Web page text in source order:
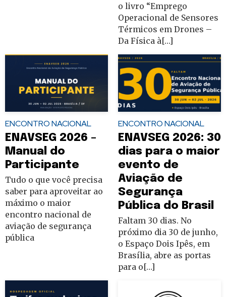
o livro “Emprego
Operacional de Sensores
Térmicos em Drones –
Da Física à[…]
ENCONTRO NACIONAL
ENAVSEG 2026 –
Manual do
Participante
Tudo o que você precisa
saber para aproveitar ao
máximo o maior
encontro nacional de
aviação de segurança
pública
ENCONTRO NACIONAL
ENAVSEG 2026: 30
dias para o maior
evento de
Aviação de
Segurança
Pública do Brasil
Faltam 30 dias. No
próximo dia 30 de junho,
o Espaço Dois Ipês, em
Brasília, abre as portas
para o[…]